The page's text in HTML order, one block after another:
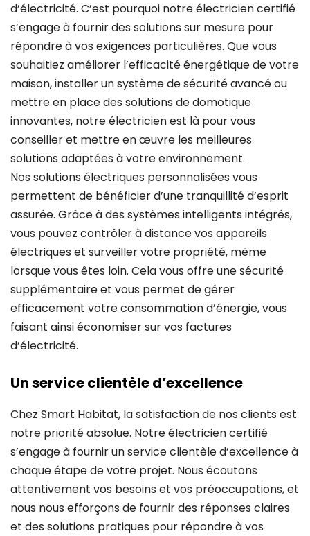
d’électricité. C’est pourquoi notre électricien certifié
s’engage à fournir des solutions sur mesure pour
répondre à vos exigences particulières. Que vous
souhaitiez améliorer l’efficacité énergétique de votre
maison, installer un système de sécurité avancé ou
mettre en place des solutions de domotique
innovantes, notre électricien est là pour vous
conseiller et mettre en œuvre les meilleures
solutions adaptées à votre environnement.
Nos solutions électriques personnalisées vous
permettent de bénéficier d’une tranquillité d’esprit
assurée. Grâce à des systèmes intelligents intégrés,
vous pouvez contrôler à distance vos appareils
électriques et surveiller votre propriété, même
lorsque vous êtes loin. Cela vous offre une sécurité
supplémentaire et vous permet de gérer
efficacement votre consommation d’énergie, vous
faisant ainsi économiser sur vos factures
d’électricité.
Un service clientèle d’excellence
Chez Smart Habitat, la satisfaction de nos clients est
notre priorité absolue. Notre électricien certifié
s’engage à fournir un service clientèle d’excellence à
chaque étape de votre projet. Nous écoutons
attentivement vos besoins et vos préoccupations, et
nous nous efforçons de fournir des réponses claires
et des solutions pratiques pour répondre à vos